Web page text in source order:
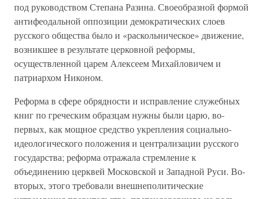
под руководством Степана Разина. Своеобразной формой
антифеодальной оппозиции демократических слоев
русского общества было и «раскольническое» движение,
возникшее в результате церковной реформы,
осуществленной царем Алексеем Михайловичем и
патриархом Никоном.
Реформа в сфере обрядности и исправление служебных
книг по греческим образцам нужны были царю, во-
первых, как мощное средство укрепления социально-
идеологического положения и централизации русского
государства; реформа отражала стремление к
объединению церквей Московской и Западной Руси. Во-
вторых, этого требовали внешнеполитические